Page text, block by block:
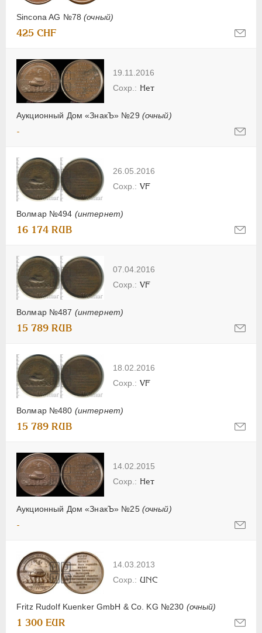
Sincona AG №78(очный)
425 CHF
19.11.2016
Аукционный Дом «ЗнакЪ» №29 (очный)
Нет
-
26.05.2016
Волмар №494 (интернет)
VF
16 174 RUB
07.04.2016
Волмар №487 (интернет)
VF
15 789 RUB
18.02.2016
Волмар №480 (интернет)
VF
15 789 RUB
14.02.2015
Аукционный Дом «ЗнакЪ» №25 (очный)
Нет
-
14.03.2013
Fritz Rudolf Kuenker GmbH & Co. KG №230 (очный)
UNC
1 300 EUR